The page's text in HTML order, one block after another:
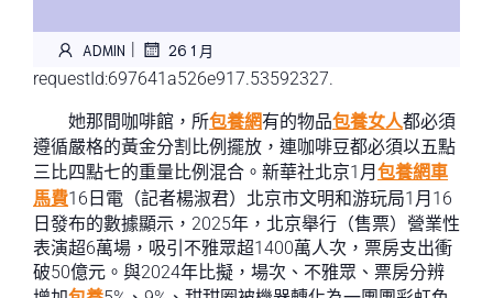
ADMIN | 26 1 月
requestId:697641a526e917.53592327.
她那間咖啡館，所包養網有的物品包養女人都必須
遵循嚴格的黃金分割比例擺放，連咖啡豆都必須以五點
三比四點七的重量比例混合。新華社北京1月 包養網車
馬費16日電（記者楊淑君）北京市文明和游玩局1月16
日發布的數據顯示，2025年，北京舉行（售票）營業性
表演超6萬場，吸引不雅眾超1400萬人次，票房支出衝
破50億元。與2024年比擬，場次、不雅眾、票房分辨